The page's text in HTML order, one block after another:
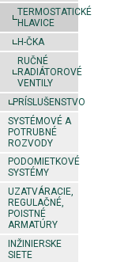
TERMOSTATICKÉ
HLAVICE
H-ČKA
RUČNÉ
RADIÁTOROVÉ
VENTILY
PRÍSLUŠENSTVO
SYSTÉMOVÉ A
POTRUBNÉ
ROZVODY
PODOMIETKOVÉ
SYSTÉMY
UZATVÁRACIE,
REGULAČNÉ,
POISTNÉ
ARMATÚRY
INŽINIERSKE
SIETE